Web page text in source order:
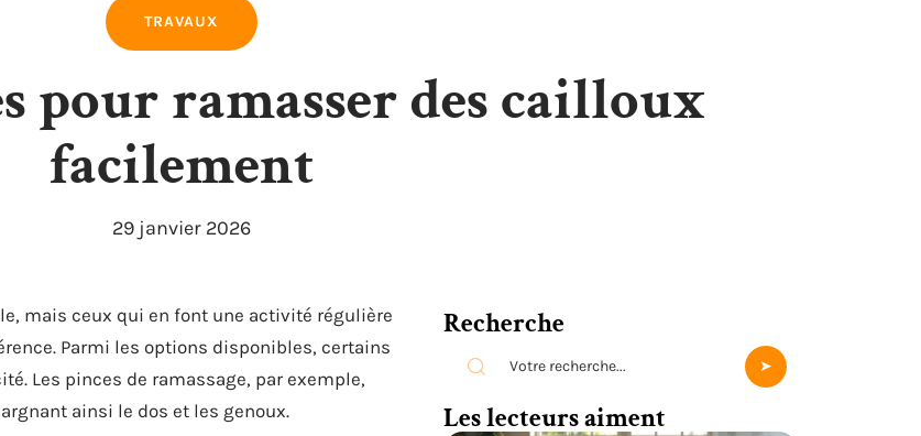
TRAVAUX
pour ramasser des cailloux
facilement
29 janvier 2026
mais ceux qui en font une activité régulière
Parmi les options disponibles, certains
Les pinces de ramassage, par exemple,
ainsi le dos et les genoux.
Recherche
Les lecteurs aiment